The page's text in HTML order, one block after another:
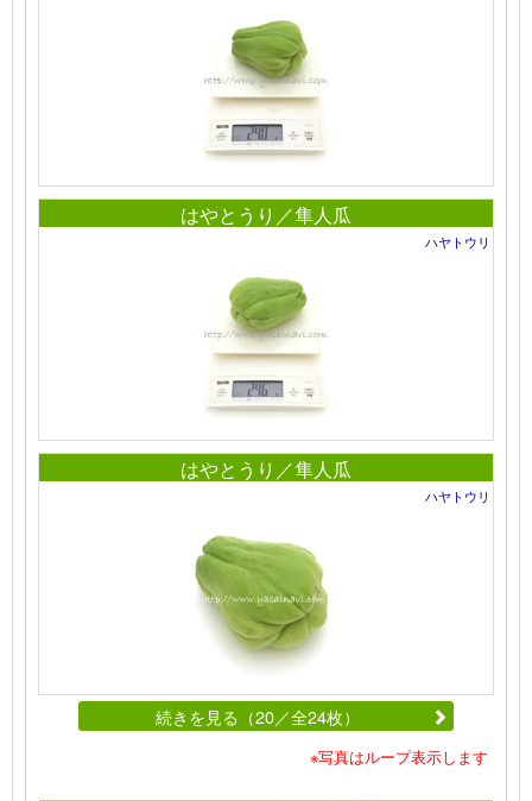
はやとうり／隼人瓜
ハヤトウリ
はやとうり／隼人瓜
ハヤトウリ
続きを見る（20／全24枚）
※写真はループ表示します